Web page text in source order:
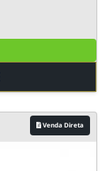
Venda Direta